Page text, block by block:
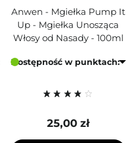
Anwen - Mgiełka Pump It
Up - Mgiełka Unosząca
Włosy od Nasady - 100ml
Dostępność w punktach:
25,00 zł